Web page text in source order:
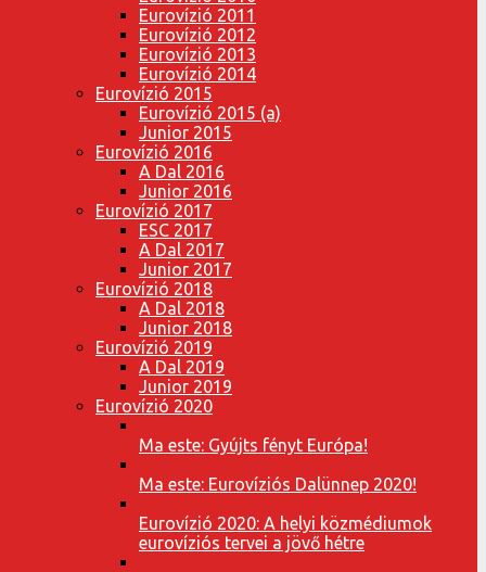
Eurovízió 2011
Eurovízió 2012
Eurovízió 2013
Eurovízió 2014
Eurovízió 2015
Eurovízió 2015 (a)
Junior 2015
Eurovízió 2016
A Dal 2016
Junior 2016
Eurovízió 2017
ESC 2017
A Dal 2017
Junior 2017
Eurovízió 2018
A Dal 2018
Junior 2018
Eurovízió 2019
A Dal 2019
Junior 2019
Eurovízió 2020
Ma este: Gyújts fényt Európa!
Ma este: Eurovíziós Dalünnep 2020!
Eurovízió 2020: A helyi közmédiumok
eurovíziós tervei a jövő hétre